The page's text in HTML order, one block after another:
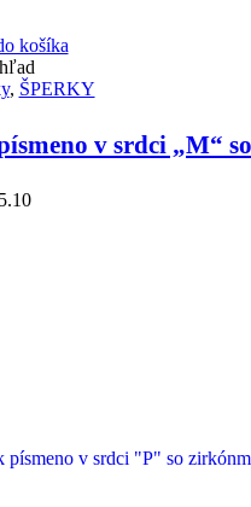
košíka
, ŠPERKY
v srdci „M“